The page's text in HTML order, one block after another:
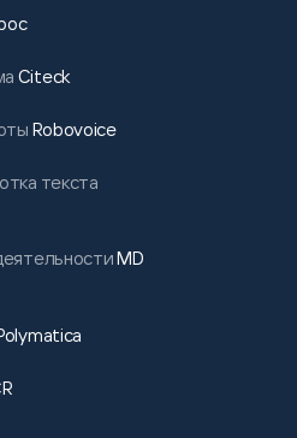
Citeck
Robovoice
текста
MD